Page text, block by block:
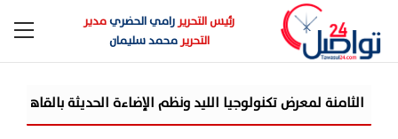
رئيس التحريررامي الحضريمدير
التحريرمحمد سليمان